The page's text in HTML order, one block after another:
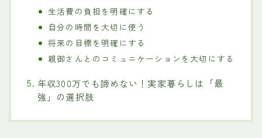
生活費の負担を明確にする
自分の時間を大切に使う
将来の目標を明確にする
親御さんとのコミュニケーションを大切にする
年収300万でも諦めない！実家暮らしは「最
強」の選択肢